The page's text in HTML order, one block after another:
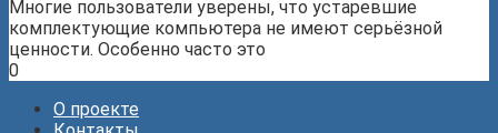
Многие пользователи уверены, что устаревшие
комплектующие компьютера не имеют серьёзной
ценности. Особенно часто это
0
О проекте